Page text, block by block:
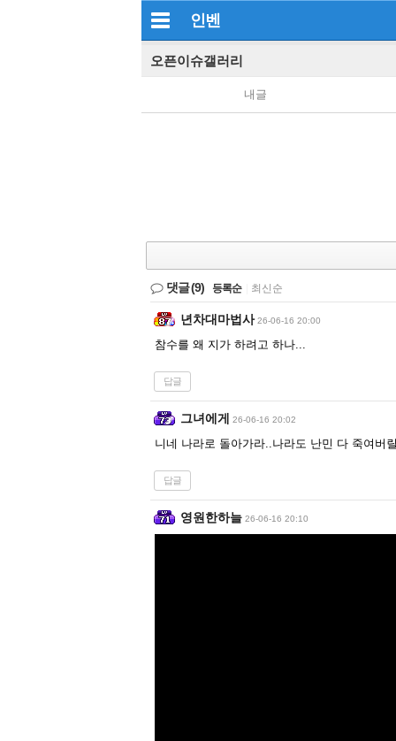
인벤
오픈이슈갤러리
내글
댓글(9) 등록순 최신순
년차대마법사 26-06-16 20:00
참수를 왜 지가 하려고 하나...
답글
그녀에게 26-06-16 20:02
니네 나라로 돌아가라..나라도 난민 다 죽여버
답글
영원한하늘 26-06-16 20:10